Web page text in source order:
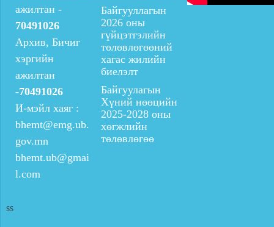
ажилтан -
70491026
Архив, Бичиг
хэргийн
ажилтан
-70491026
И-мэйл хаяг :
bhemt@emg.ub.
gov.mn
bhemt.ub@gmai
l.com
Байгууллагын
2026 оны
гүйцэтгэлийн
төлөвлөгөөний
хагас жилийн
биелэлт
Байгуулагын
Хүний нөөцийн
2025-2028 оны
хөгжлийн
төлөвлөгөө
ss